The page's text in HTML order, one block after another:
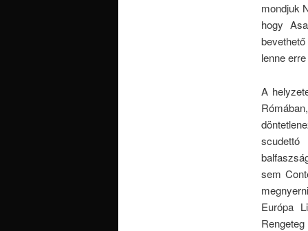
mondjuk
hogy
lenne
A
sem
Európa